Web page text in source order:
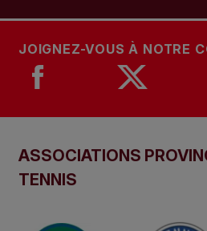
JOIGNEZ-VOUS À NOTRE
ASSOCIATIONS
TENNIS